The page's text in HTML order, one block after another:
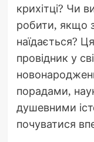
крихітці? Чи
робити, якщо
наїдається?
провідник у
порадами,
душевними
почуватися